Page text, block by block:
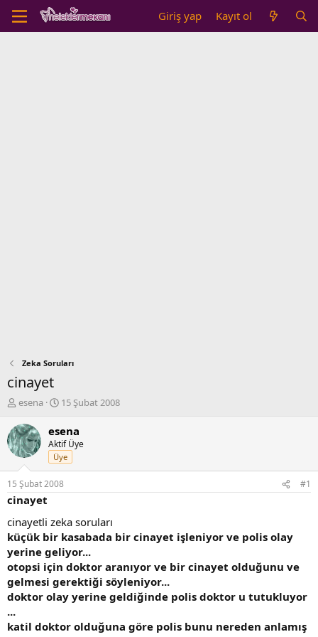
Giriş yap Kayıt ol
Zeka Soruları
cinayet
K
n
b
u
y
u
b
a
l
a
t
a
n
esena
B
ş
l
a
n
g
ı
t
a
r
i
h
i
15 Şubat 2008
esena
Aktif Üye
Üye
15 Şubat 2008 #1
cinayet
cinayetli zeka soruları
küçük bir kasabada bir cinayet işleniyor ve polis olay
yerine geliyor...
otopsi için doktor aranıyor ve bir cinayet olduğunu ve
gelmesi gerektiği söyleniyor...
doktor olay yerine geldiğinde polis doktor u tutukluyor
...
katil doktor olduğuna göre polis bunu nereden anlamış